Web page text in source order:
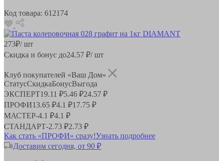
Код товара: 612174
273₽/ шт
Скидка и бонус до24.57 ₽/ шт
Клуб покупателей «Ваш Дом»
СтатусСкидкаБонусВыгода
ЭКСПЕРТ19.11 ₽5.46 ₽24.57 ₽
ПРОФИ13.65 ₽4.1 ₽17.75 ₽
МАСТЕР-4.1 ₽4.1 ₽
СТАНДАРТ-2.73 ₽2.73 ₽
Как стать «ПРОФИ» сразу!Узнать подробнее
Доставим сегодня, от 90 ₽